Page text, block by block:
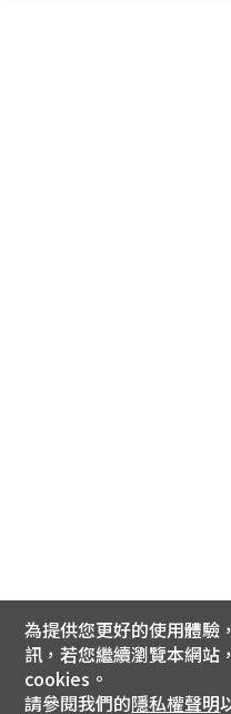
為提供您更好的使用體驗
訊，若您繼續瀏覽本網站
cookies。
請參閱我們的隱私權聲明